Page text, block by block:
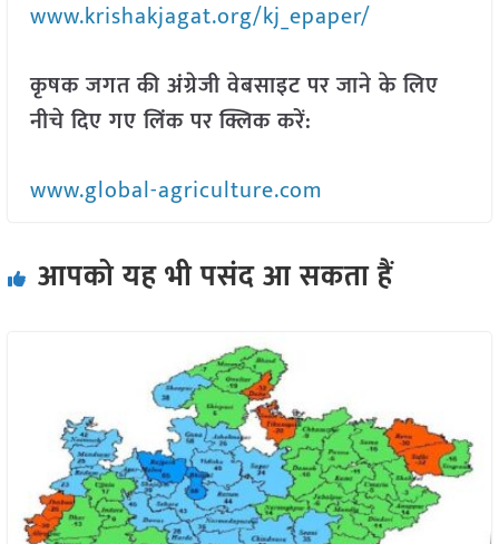
www.krishakjagat.org/kj_epaper/
कृषक जगत की अंग्रेजी वेबसाइट पर जाने के लिए
नीचे दिए गए लिंक पर क्लिक करें:
www.global-agriculture.com
आपको यह भी पसंद आ सकता हैं